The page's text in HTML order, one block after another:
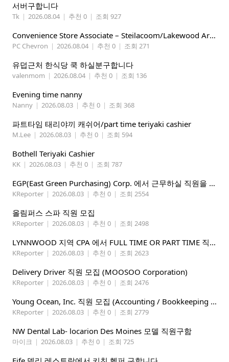
서버구합니다
Tk | 2026.08.04 | 추천 0 | 조회 927
Convenience Store Associate – Steilacoom/Lakewood Area, $19 -$21/hr
PC Chevron | 2026.08.04 | 추천 0 | 조회 271
유덥근처 한식당 쿡 하실분구합니다
valenmom | 2026.08.04 | 추천 0 | 조회 136
Evening time nanny
Nanny | 2026.08.03 | 추천 0 | 조회 368
파트타임 태리야끼 캐쉬어/part time teriyaki cashier
M.Lee | 2026.08.03 | 추천 0 | 조회 594
Bothell Teriyaki Cashier
KK | 2026.08.03 | 추천 0 | 조회 787
EGP(East Green Purchasing) Corp. 에서 근무하실 직원을 아래와 같이 모집합니다.
KReporter | 2026.08.03 | 추천 0 | 조회 2554
올림퍼스 스파 직원 모집
KReporter | 2026.08.03 | 추천 0 | 조회 2498
LYNNWOOD 지역 CPA 에서 FULL TIME OR PART TIME 직원을 찾습니다
KReporter | 2026.08.03 | 추천 0 | 조회 2623
Delivery Driver 직원 모집 (MOOSOO Corporation)
KReporter | 2026.08.03 | 추천 0 | 조회 2476
Young Ocean, Inc. 직원 모집 (Accounting / Bookkeeping 분야)
KReporter | 2026.08.03 | 추천 0 | 조회 2779
NW Dental Lab- locarion Des Moines 모델 직원구함
마이크 | 2026.08.03 | 추천 0 | 조회 725